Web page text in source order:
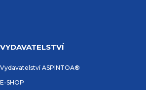
VYDAVATELSTVÍ
Vydavatelství ASPINTOA®
E-SHOP